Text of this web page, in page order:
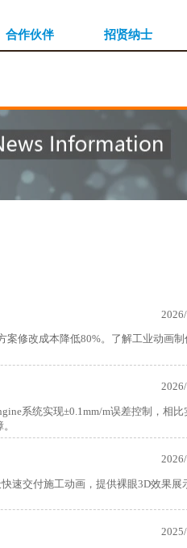
合作伙伴 招贤纳士
案修改成本降低80%。了解工业动画制
系统实现±0.1mm/m误差控制，相比
速交付施工动画，提供裸眼3D效果展